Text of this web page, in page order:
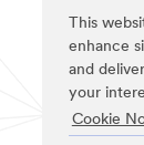
This
enhance
and
your
Cookie